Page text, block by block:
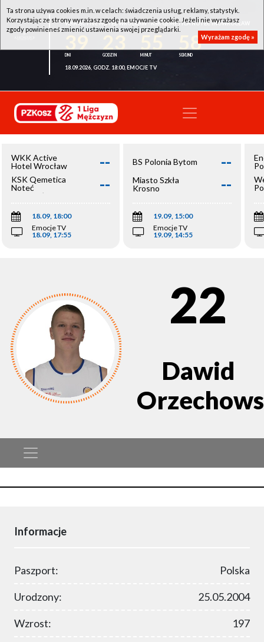
WKK ACTIVE HOTEL WROCŁAW - KSK QEMETICA NOTEĆ INOWROCŁAW
58
18.09.2026, GODZ. 18:00, EMOCJE TV
WKK Active
Hotel Wrocław
--
KSK Qemetica
Noteć
Inowrocław
--
18.09, 18:00
Emocje TV
18.09, 17:55
BS Polonia Bytom --
Miasto Szkła
Krosno
--
19.09, 15:00
Emocje TV
19.09, 14:55
22
Dawid
Informacje
Paszport: Polska
Urodzony: 25.05.2004
Wzrost: 197
Ta strona używa cookies m.in. w celach: świadczenia usług, reklamy, statystyk.
Korzystając ze strony wyrażasz zgodę na używanie cookie. Jeżeli nie wyrażasz
zgody powinieneś zmienić ustawienia swojej przeglądarki.
Wyrażam zgodę »